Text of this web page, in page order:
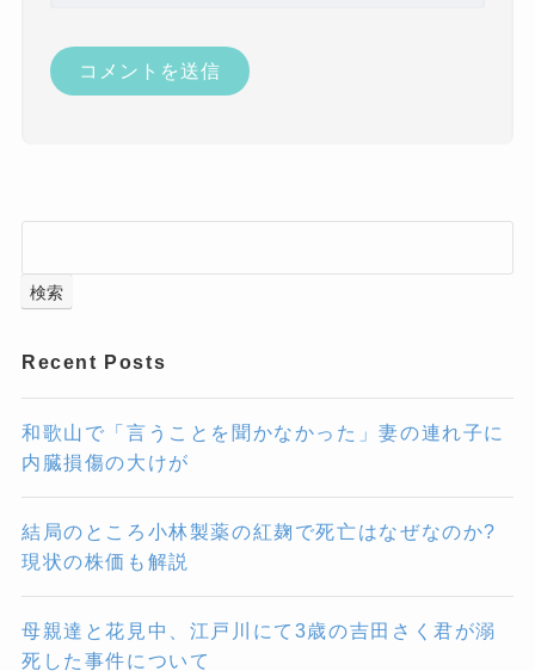
検索
Recent Posts
和歌山で「言うことを聞かなかった」妻の連れ子に
内臓損傷の大けが
結局のところ小林製薬の紅麹で死亡はなぜなのか?
現状の株価も解説
母親達と花見中、江戸川にて3歳の吉田さく君が溺
死した事件について